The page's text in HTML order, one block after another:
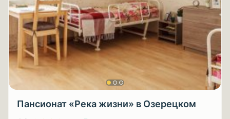
Пансионат «Река жизни» в Озерецком